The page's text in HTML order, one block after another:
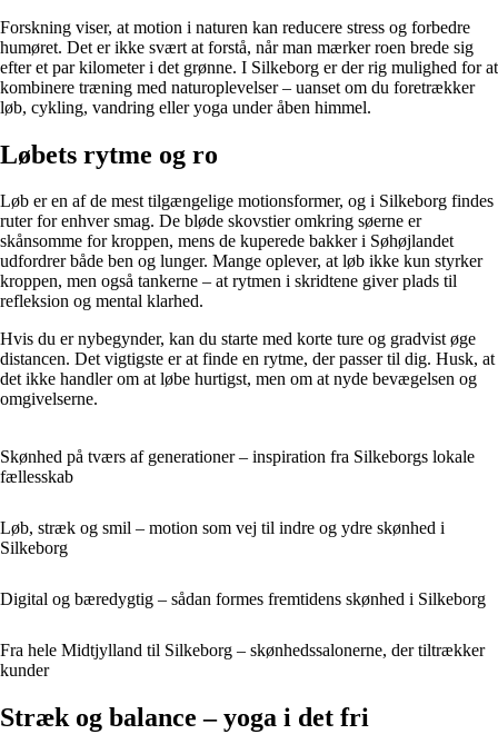
Forskning viser, at motion i naturen kan reducere stress og forbedre
humøret. Det er ikke svært at forstå, når man mærker roen brede sig
efter et par kilometer i det grønne. I Silkeborg er der rig mulighed for at
kombinere træning med naturoplevelser – uanset om du foretrækker
løb, cykling, vandring eller yoga under åben himmel.
Løbets rytme og ro
Løb er en af de mest tilgængelige motionsformer, og i Silkeborg findes
ruter for enhver smag. De bløde skovstier omkring søerne er
skånsomme for kroppen, mens de kuperede bakker i Søhøjlandet
udfordrer både ben og lunger. Mange oplever, at løb ikke kun styrker
kroppen, men også tankerne – at rytmen i skridtene giver plads til
refleksion og mental klarhed.
Hvis du er nybegynder, kan du starte med korte ture og gradvist øge
distancen. Det vigtigste er at finde en rytme, der passer til dig. Husk, at
det ikke handler om at løbe hurtigst, men om at nyde bevægelsen og
omgivelserne.
Skønhed på tværs af generationer – inspiration fra Silkeborgs lokale
fællesskab
Løb, stræk og smil – motion som vej til indre og ydre skønhed i
Silkeborg
Digital og bæredygtig – sådan formes fremtidens skønhed i Silkeborg
Fra hele Midtjylland til Silkeborg – skønhedssalonerne, der tiltrækker
kunder
Stræk og balance – yoga i det fri